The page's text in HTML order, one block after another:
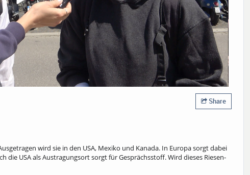
Share
wird sie in den USA, Mexiko und Kanada. In Europa sorgt dabei
die USA als Austragungsort sorgt für Gesprächsstoff. Wird dieses Riesen-